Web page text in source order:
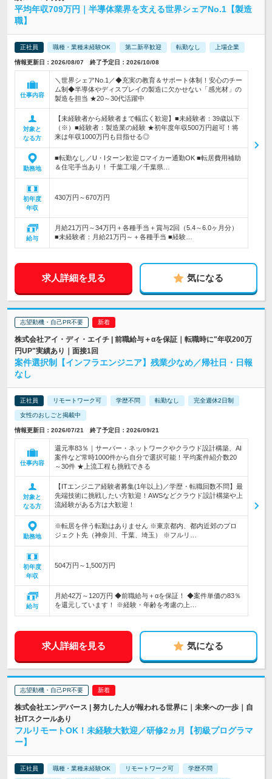
平均年収709万円｜半導体業界を支える世界シェアNo.1【製造
職】
正社員 職種・業種未経験OK 第二新卒歓迎 転勤なし 上場企業
情報更新日：2026/08/07 終了予定日：2026/10/08
仕事内容
＼世界シェアNo.1／◆充実の教育＆サポート体制！安心のチー
ム制◆半導体やディスプレイの製造に欠かせない「感光材」の
製造を担当 ★20～30代活躍中
対象と
なる方
【未経験者から経験者まで幅広く歓迎】■未経験者：39歳以下
（※）■経験者：製造業の経験 ★初年度年収500万円超可！将
来は年収1000万円も目指せる◎
勤務地
■転勤なし／U・Iターン歓迎 □マイカー通勤OK ■転居費用補助
＆住宅手当あり！ 千葉工場／千葉県…
初年度
年収
430万円～670万円
給与
月給21万円～34万円＋各種手当＋賞与2回（5.4～6.0ヶ月分）
■未経験者：月給21万円～＋各種手当 ■経験…
求人詳細を見る 気になる
志望動機・自己PR不要
株式会社アイ・ディ・エイチ | 前職給与＋αを保証｜転職時に"年収200万
円UP"実績あり｜面接1回
案件選択制【インフラエンジニア】残業少なめ／帰社日・日報
なし
正社員 リモートワーク可 学歴不問 転勤なし 完全週休2日制
女性のおしごと掲載中
情報更新日：2026/07/21 終了予定日：2026/09/21
仕事内容
還元率83％｜サーバー・ネットワークやクラウド設計構築、AI
案件など常時1000件から自分で選択可能！平均案件紹介数20
～30件 ★上流工程も挑戦できる
対象と
なる方
【ITエンジニア経験者募集(1年以上)／学歴・転職回数不問】最
先端技術に挑戦したい方歓迎！AWSなどクラウド設計構築や上
流経験がある方は大歓迎！
勤務地
※転居を伴う転勤はありません ※東京都内、都内近郊のプロ
ジェクト先（神奈川、千葉、埼玉） ※フルリ…
初年度
年収
504万円～1,500万円
給与
月給42万～120万円 ◆前職給与＋αを保証！ ◆案件単価の83％
を還元しています！ ※経験・年齢を考慮の上…
求人詳細を見る 気になる
志望動機・自己PR不要
株式会社エンデバース | 努力した人が報われる世界に｜未来への一歩｜自
社ITスクールあり
フルリモートOK！未経験大歓迎／研修2ヵ月【初級プログラマ
ー】
正社員 職種・業種未経験OK リモートワーク可 学歴不問